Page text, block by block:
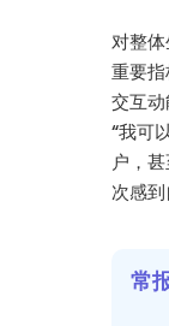
对整
重要
交互
“我可
户，
次感
常